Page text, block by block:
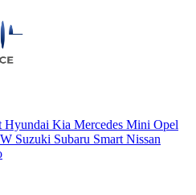
Hyundai Kia Mercedes Mini Opel
Suzuki Subaru Smart Nissan